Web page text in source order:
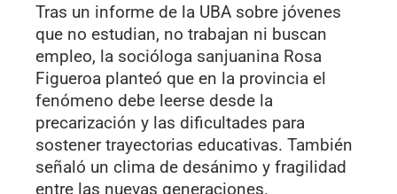
Tras un informe de la UBA sobre jóvenes
que no estudian, no trabajan ni buscan
empleo, la socióloga sanjuanina Rosa
Figueroa planteó que en la provincia el
fenómeno debe leerse desde la
precarización y las dificultades para
sostener trayectorias educativas. También
señaló un clima de desánimo y fragilidad
entre las nuevas generaciones.